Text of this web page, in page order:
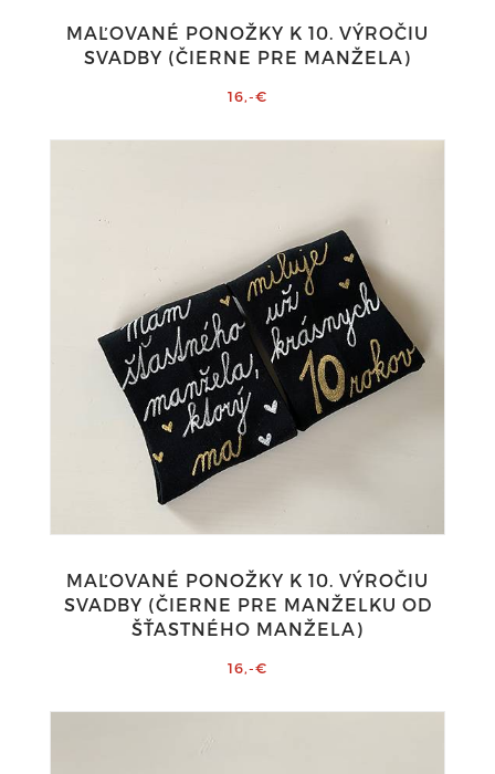
MAĽOVANÉ PONOŽKY K 10. VÝROČIU
SVADBY (ČIERNE PRE MANŽELA)
16,-€
MAĽOVANÉ PONOŽKY K 10. VÝROČIU
SVADBY (ČIERNE PRE MANŽELKU OD
ŠŤASTNÉHO MANŽELA)
16,-€